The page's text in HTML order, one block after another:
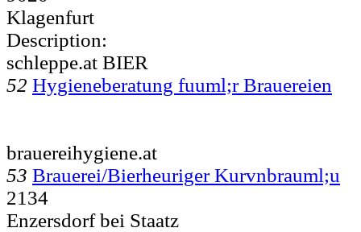
Klagenfurt
Description:
schleppe.at BIER
52 Hygieneberatung fuuml;r Brauereien
brauereihygiene.at
53 Brauerei/Bierheuriger Kurvnbrauml;u
2134
Enzersdorf bei Staatz